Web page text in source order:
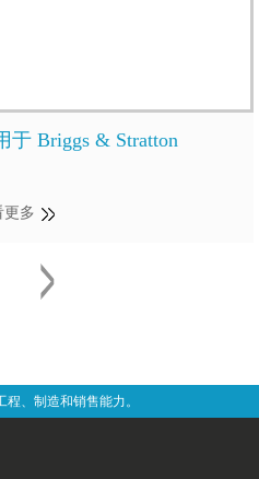
于 Briggs & Stratton
更多
、制造和销售能力。